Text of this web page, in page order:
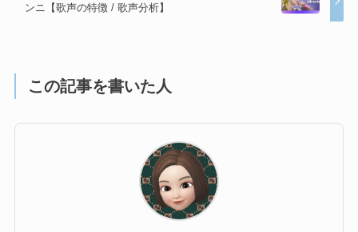
ンニ【歌声の特徴 / 歌声分析】
この記事を書いた人